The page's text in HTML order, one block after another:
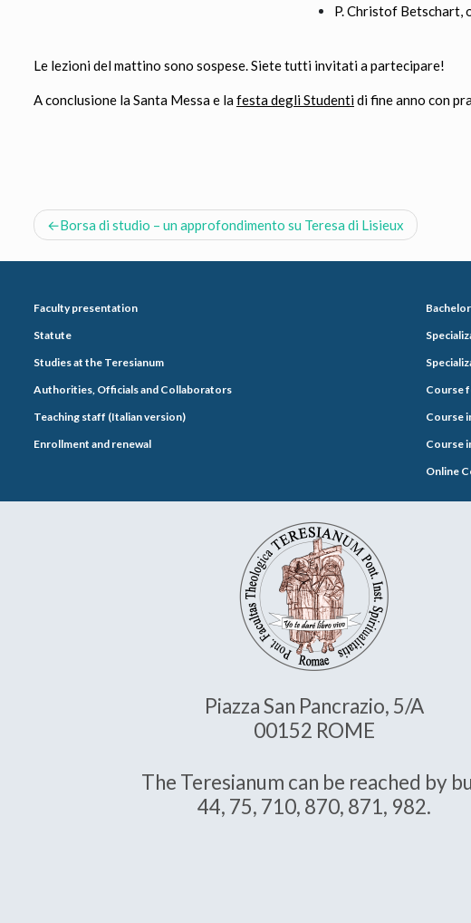
P. Christof Betschart,
Le lezioni del mattino sono sospese. Siete tutti invitati a partecipare!
A conclusione la Santa Messa e lafesta degli Studentidi fine anno con
Post
navigation
Borsa di studio – un approfondimento su Teresa di Lisieux
Faculty presentation
Statute
Studies at the Teresianum
Authorities, Officials and Collaborators
Teaching staff (Italian version)
Enrollment and renewal
Course
Course
Course
Online
Piazza San Pancrazio, 5/A
00152 ROME
The Teresianum can be reached by
44, 75, 710, 870, 871, 982.